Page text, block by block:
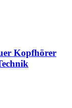
Kopfhörer